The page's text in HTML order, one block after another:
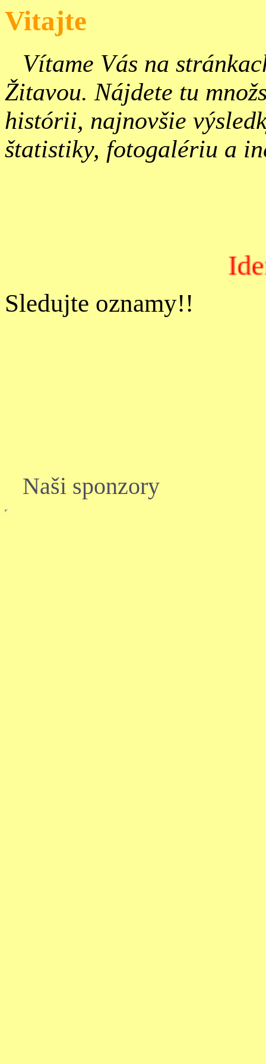
Vitajte
Vítame Vás na
Žitavou. Nájdete tu
histórii, najnovšie
štatistiky, fotogalériu a
Sledujte oznamy!!
Naši sponzory